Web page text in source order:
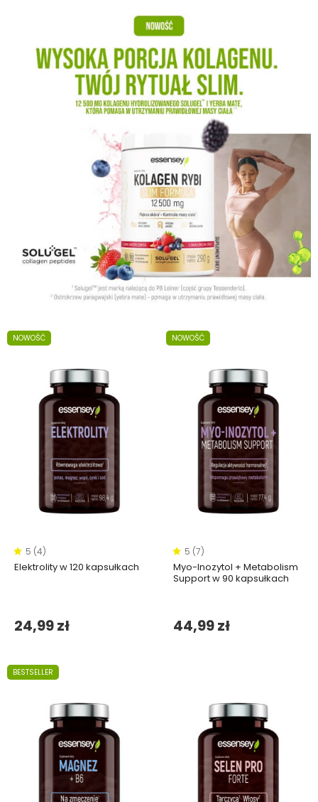
NOWOŚĆ
5 (4)
Elektrolity w 120 kapsułkach
24,99 zł
NOWOŚĆ
5 (7)
Myo-Inozytol + Metabolism
Support w 90 kapsułkach
44,99 zł
BESTSELLER